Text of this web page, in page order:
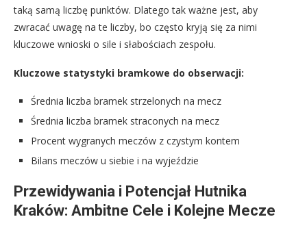
taką samą liczbę punktów. Dlatego tak ważne jest, aby
zwracać uwagę na te liczby, bo często kryją się za nimi
kluczowe wnioski o sile i słabościach zespołu.
Kluczowe statystyki bramkowe do obserwacji:
Średnia liczba bramek strzelonych na mecz
Średnia liczba bramek straconych na mecz
Procent wygranych meczów z czystym kontem
Bilans meczów u siebie i na wyjeździe
Przewidywania i Potencjał Hutnika
Kraków: Ambitne Cele i Kolejne Mecze